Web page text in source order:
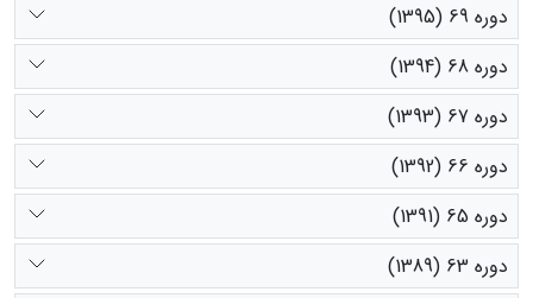
دوره 69 (1395)
دوره 68 (1394)
دوره 67 (1393)
دوره 66 (1392)
دوره 65 (1391)
دوره 63 (1389)